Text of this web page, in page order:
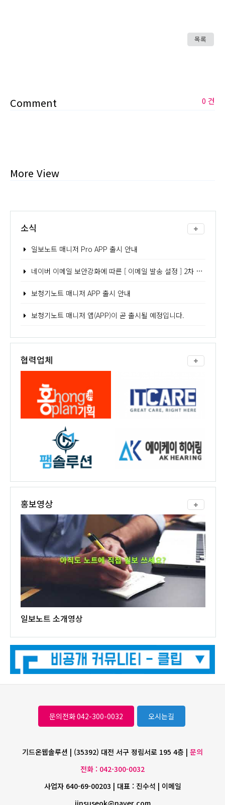
목록
Comment 0 건
More View
소식
일보노트 매니저 Pro APP 출시 안내
네이버 이메일 보안강화에 따른 [ 이메일 발송 설정 ] 2차 인증 - 어플리케이션 비밀번호 발급 방법 안내
보청기노트 매니저 APP 출시 안내
보청기노트 매니저 앱(APP)이 곧 출시될 예정입니다.
협력업체
홍보영상
일보노트 소개영상
문의전화 042-300-0032 오시는길
기드온웹솔루션 | (35392) 대전 서구 정림서로 195 4층 | 문의
전화 : 042-300-0032
사업자 640-69-00203 | 대표 : 진수석 | 이메일